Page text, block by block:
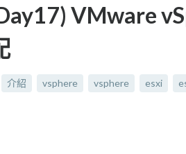
VMware
介紹 vsphere vsphere esxi